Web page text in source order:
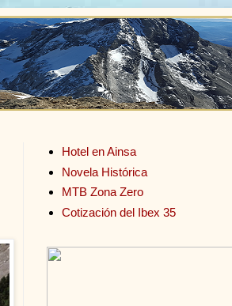
Hotel en Ainsa
Novela Histórica
MTB Zona Zero
Cotización del Ibex 35